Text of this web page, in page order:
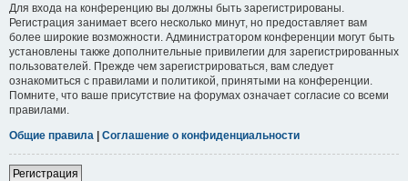
Для входа на конференцию вы должны быть зарегистрированы.
Регистрация занимает всего несколько минут, но предоставляет вам
более широкие возможности. Администратором конференции могут быть
установлены также дополнительные привилегии для зарегистрированных
пользователей. Прежде чем зарегистрироваться, вам следует
ознакомиться с правилами и политикой, принятыми на конференции.
Помните, что ваше присутствие на форумах означает согласие со всеми
правилами.
Общие правила | Соглашение о конфиденциальности
Регистрация